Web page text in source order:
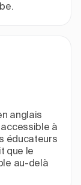
anglais
à
éducateurs
que le
au-delà